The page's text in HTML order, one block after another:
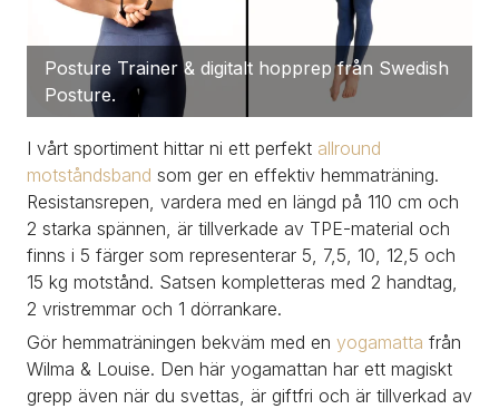
Posture Trainer & digitalt hopprep från Swedish
Posture.
I vårt sportiment hittar ni ett perfekt allround
motståndsband som ger en effektiv hemmaträning.
Resistansrepen, vardera med en längd på 110 cm och
2 starka spännen, är tillverkade av TPE-material och
finns i 5 färger som representerar 5, 7,5, 10, 12,5 och
15 kg motstånd. Satsen kompletteras med 2 handtag,
2 vristremmar och 1 dörrankare.
Gör hemmaträningen bekväm med en yogamatta från
Wilma & Louise. Den här yogamattan har ett magiskt
grepp även när du svettas, är giftfri och är tillverkad av